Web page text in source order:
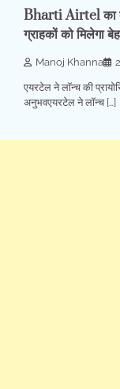
Bharti Airtel का
ग्राहकों को मिलेगा
Manoj Khanna
एयरटेल ने लॉन्च की
अनुभवएयरटेल ने लॉन्च […]